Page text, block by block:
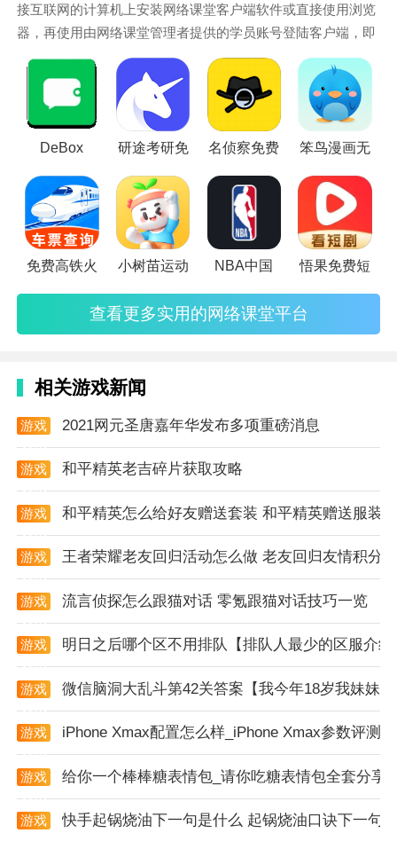
1. 全场景照明控制：支持亮度无级调节（0-1500流
明），用户可根据城市道路、山间小径、隧道等不同环
境手动或自动调整亮度，避免过亮眩目或过暗危险。例
如，在25km/h骑行时，软件可智能推荐800流明中档亮
度，兼顾视野与续航。
2. 个性化档位定制：提供“档位编辑器”功能，用户可自
由添加/删除档位，并定义每个档位的亮度、模式（如
闪烁频率）及触发方式。例如，可设置“紧急档”为1000
路况下的应急需求。
3. 实时设备监控：通过蓝牙连接可实时显示车灯温度
健康度等数据，并在温度过高或电量低于15%时发出预
警，避免意外熄灯，保障骑行安全。
APP强项
1. 智能场景应用：内置“通勤模式”“越野模式”“竞速模
接互联网的计算机上安装网络课堂客户端软件或直接使用浏览
器，再使用由网络课堂管理者提供的学员账号登陆客户端，即
可参加由培训学校提供的在线培训课程，为大家带来本站的网
络课堂软件！
DeBox 研途考研免 名侦察免费 笨鸟漫画无
免费高铁火 小树苗运动 NBA中国 悟果免费短
查看更多实用的网络课堂平台
相关游戏新闻
游戏
2021网元圣唐嘉年华发布多项重磅消息
游戏
和平精英老吉碎片获取攻略
游戏
和平精英怎么给好友赠送套装 和平精英赠送服装
游戏
王者荣耀老友回归活动怎么做 老友回归友情积分
游戏
流言侦探怎么跟猫对话 零氪跟猫对话技巧一览
游戏
明日之后哪个区不用排队【排队人最少的区服介绍
游戏
微信脑洞大乱斗第42关答案【我今年18岁我妹妹
游戏
iPhone Xmax配置怎么样_iPhone Xmax参数评测
游戏
给你一个棒棒糖表情包_请你吃糖表情包全套分享
游戏
快手起锅烧油下一句是什么 起锅烧油口诀下一句